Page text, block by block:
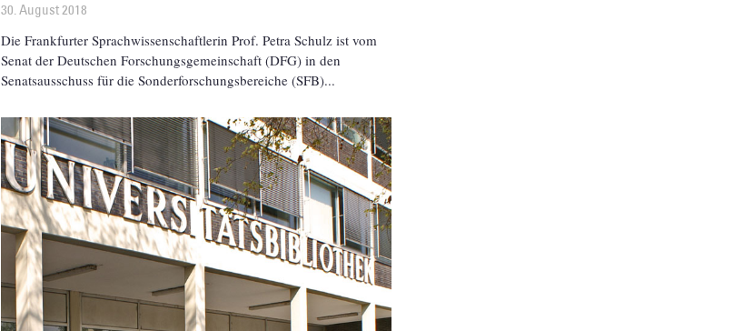
30. August 2018
Die Frankfurter Sprachwissenschaftlerin Prof. Petra Schulz ist vom
Senat der Deutschen Forschungsgemeinschaft (DFG) in den
Senatsausschuss für die Sonderforschungsbereiche (SFB)